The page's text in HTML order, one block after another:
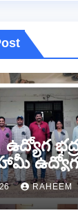
ఉద్యోగ
RAHEEM